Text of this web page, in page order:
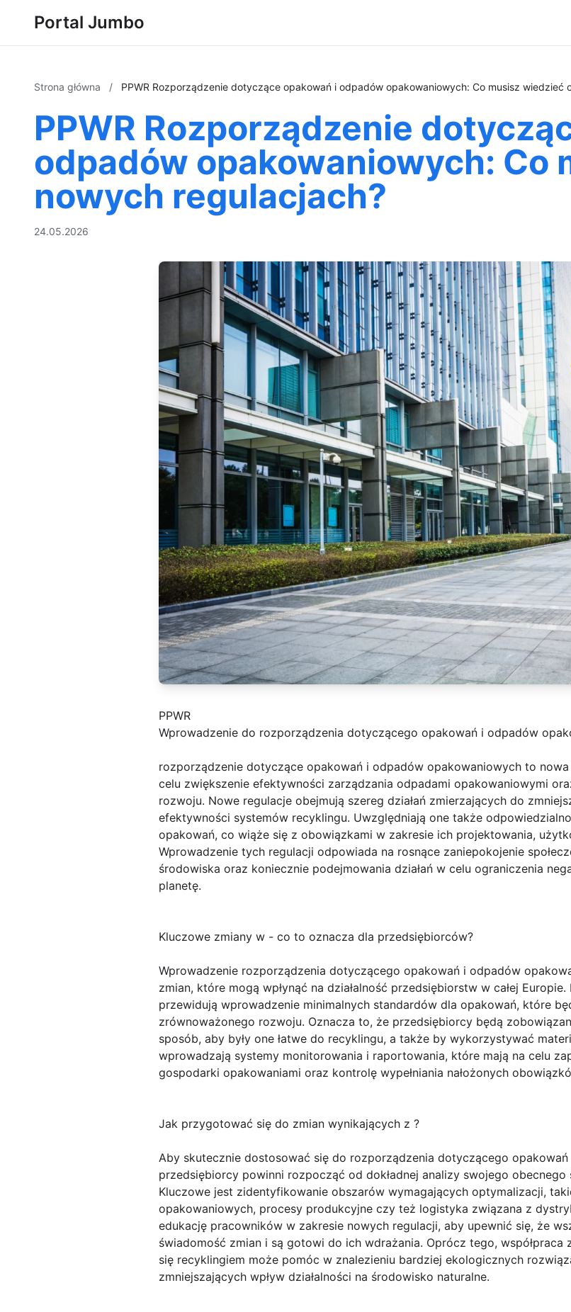
Portal Jumbo
Strona główna / PPWR Rozporządzenie dotyczące opakowań i odpadów opakowaniowych: Co musisz wiedzieć
PPWR Rozporządzenie
odpadów opakowaniowych: Co
nowych regulacjach?
24.05.2026
PPWR
Wprowadzenie do rozporządzenia dotyczącego opakowań i odpadów
rozporządzenie dotyczące opakowań i odpadów opakowaniowych to
celu zwiększenie efektywności zarządzania odpadami opakowaniowymi
rozwoju. Nowe regulacje obejmują szereg działań zmierzających do
efektywności systemów recyklingu. Uwzględniają one także
opakowań, co wiąże się z obowiązkami w zakresie ich projektowania,
Wprowadzenie tych regulacji odpowiada na rosnące zaniepokojenie
środowiska oraz koniecznie podejmowania działań w celu ograniczenia
planetę.
Kluczowe zmiany w - co to oznacza dla przedsiębiorców?
Wprowadzenie rozporządzenia dotyczącego opakowań i odpadów
zmian, które mogą wpłynąć na działalność przedsiębiorstw w całej
przewidują wprowadzenie minimalnych standardów dla opakowań, które
zrównoważonego rozwoju. Oznacza to, że przedsiębiorcy będą
sposób, aby były one łatwe do recyklingu, a także by wykorzystywać
wprowadzają systemy monitorowania i raportowania, które mają na celu
gospodarki opakowaniami oraz kontrolę wypełniania nałożonych
Jak przygotować się do zmian wynikających z ?
Aby skutecznie dostosować się do rozporządzenia dotyczącego
przedsiębiorcy powinni rozpocząć od dokładnej analizy swojego
Kluczowe jest zidentyfikowanie obszarów wymagających optymalizacji,
opakowaniowych, procesy produkcyjne czy też logistyka związana z
edukację pracowników w zakresie nowych regulacji, aby upewnić się, że
świadomość zmian i są gotowi do ich wdrażania. Oprócz tego,
się recyklingiem może pomóc w znalezieniu bardziej ekologicznych
zmniejszających wpływ działalności na środowisko naturalne.